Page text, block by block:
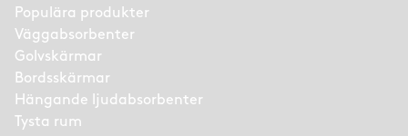
Populära produkter
Väggabsorbenter
Golvskärmar
Bordsskärmar
Hängande ljudabsorbenter
Tysta rum